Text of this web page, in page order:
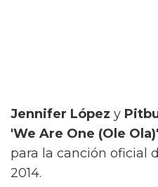
Jennifer López y
'We Are One (Ole Ola)'
para la canción oficial
2014.